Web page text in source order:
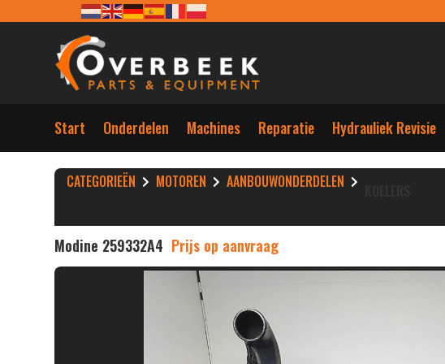
Start Onderdelen Machines Reparatie Hydrauliek Revisie
CATEGORIEËN MOTOREN AANBOUWONDERDELEN
Modine 259332A4 Prijs op aanvraag